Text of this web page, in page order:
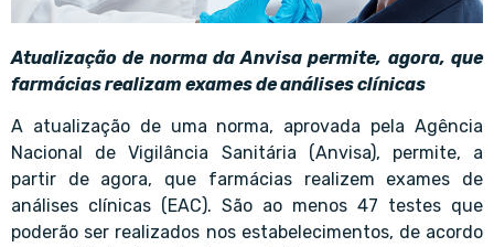
Atualização de norma da Anvisa permite, agora, que
farmácias realizam exames de análises clínicas
A atualização de uma norma, aprovada pela Agência
Nacional de Vigilância Sanitária (Anvisa), permite, a
partir de agora, que farmácias realizem exames de
análises clínicas (EAC). São ao menos 47 testes que
poderão ser realizados nos estabelecimentos, de acordo